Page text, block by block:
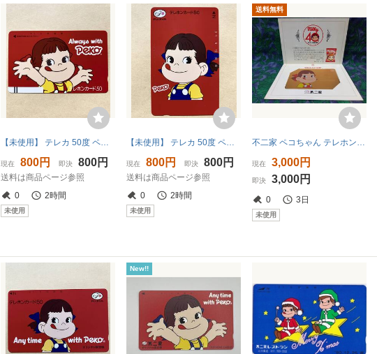
現在 800円 即決 800円
送料は商品ページ参照
0
2時間
未使用
現在 800円 即決 800円
送料は商品ページ参照
0
2時間
未使用
送料無料
現在 3,000円
即決 3,000円
0 3日
未使用
New!!